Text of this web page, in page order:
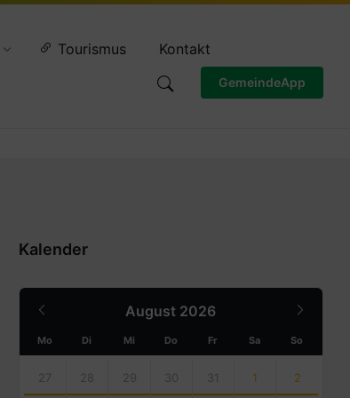
Tourismus Kontakt
GemeindeApp
Kalender
August 2026
Month
Mo Di Mi Do Fr Sa So
calendar
days
27 28 29 30 31 1 2